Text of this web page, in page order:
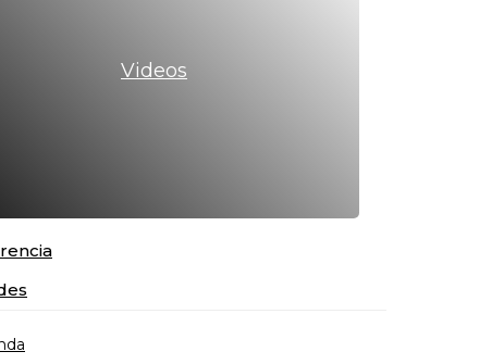
Videos